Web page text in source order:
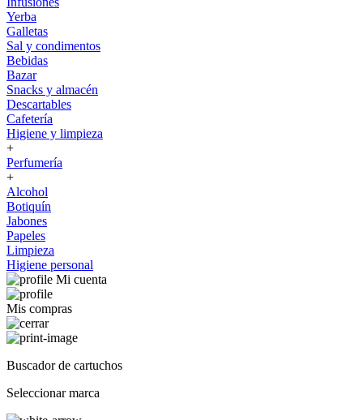
Yerba
Galletas
Sal y condimentos
Bebidas
Bazar
Snacks y almacén
Descartables
Cafetería
Higiene y limpieza
+
Perfumería
+
Alcohol
Botiquín
Jabones
Papeles
Limpieza
Higiene personal
Mi cuenta
Mis compras
Buscador de cartuchos
Seleccionar marca